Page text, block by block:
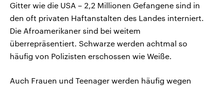
Gitter wie die USA – 2,2 Millionen Gefangene sind in
den oft privaten Haftanstalten des Landes interniert.
Die Afroamerikaner sind bei weitem
überrepräsentiert. Schwarze werden achtmal so
häufig von Polizisten erschossen wie Weiße.
Auch Frauen und Teenager werden häufig wegen